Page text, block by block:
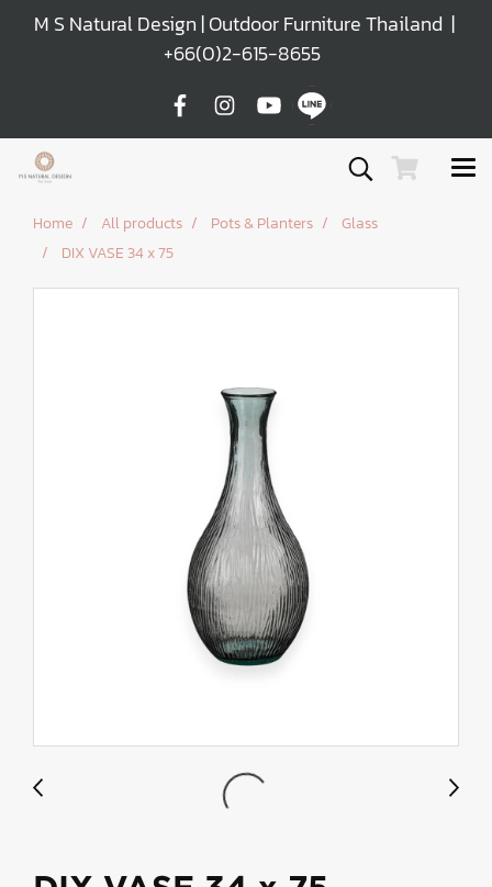
M S Natural Design | Outdoor Furniture Thailand |
+66(0)2-615-8655
Home All products Pots & Planters
Glass
DIX VASE 34 x 75